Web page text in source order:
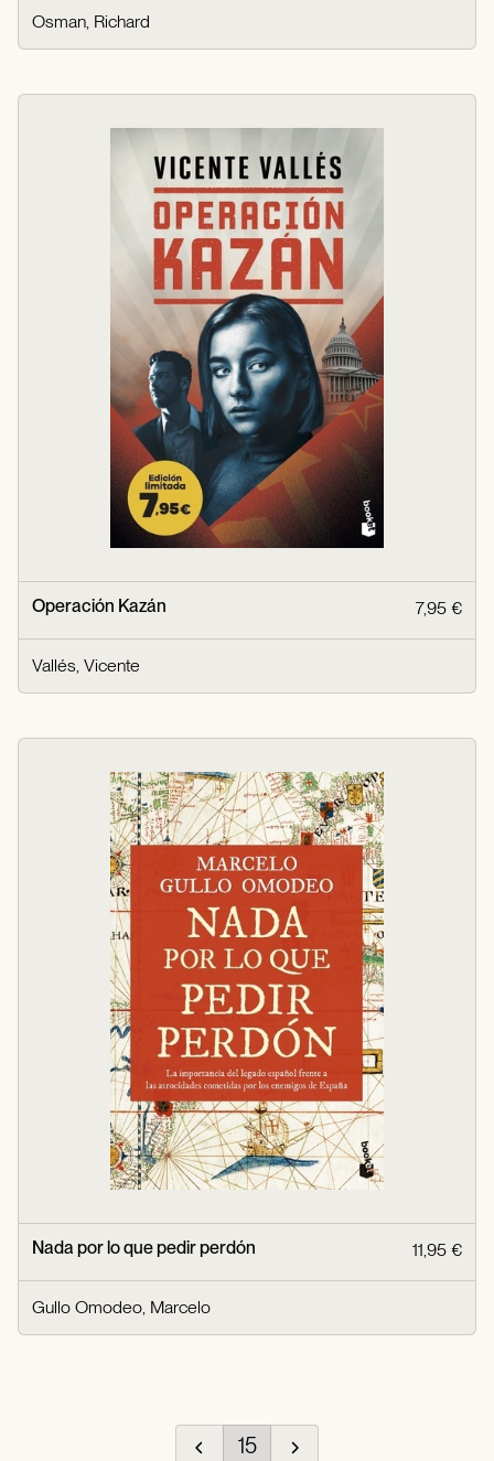
Osman, Richard
Operación Kazán 7,95 €
Vallés, Vicente
Nada por lo que pedir perdón 11,95 €
Gullo Omodeo, Marcelo
15